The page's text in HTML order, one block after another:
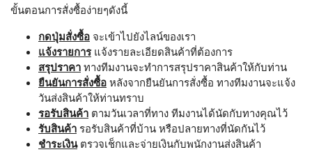
ขั้นตอนการสั่งซื้อง่ายๆดังนี้
กดปุ่มสั่งซื้อ จะเข้าไปยังไลน์ของเรา
แจ้งรายการแจ้งรายละเอียดสินค้าที่ต้องการ
สรุปราคา ทางทีมงานจะทำการสรุปราคาสินค้าให้กับท่าน
ยืนยันการสั่งซื้อ หลังจากยืนยันการสั่งซื้อ ทางทีมงานจะแจ้ง
วันส่งสินค้าให้ท่านทราบ
รอรับสินค้า ตามวันเวลาที่ทาง ทีมงานได้นัดกับทางคุณไว้
รับสินค้า รอรับสินค้าที่บ้าน หรือปลายทางที่นัดกันไว้
ชำระเงินตรวจเช็กและจ่ายเงินกับพนักงานส่งสินค้า